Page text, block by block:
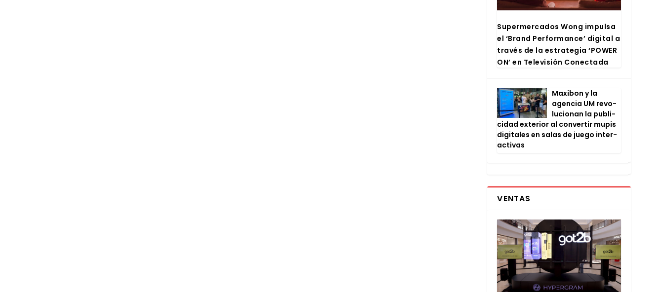
Super­mer­ca­dos Wong impul­sa
el ‘Brand Per­for­man­ce’ digi­tal a
tra­vés de la estra­te­gia ‘POWER
ON’ en Tele­vi­sión Conec­ta­da
Maxi­bon y la
agen­cia UM revo­
lu­cio­nan la publi­
ci­dad exte­rior al con­ver­tir mupis
digi­ta­les en salas de jue­go inter­
ac­ti­vas
VENTAS